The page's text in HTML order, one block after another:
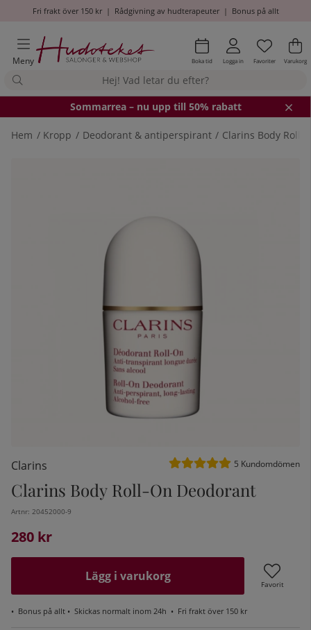
Fri frakt över 150 kr| Rådgivning av hudterapeuter| Bonus på allt
Meny Boka tid Logga in Antal i
.
Favoriter .
Varukorg
Sommarrea – nu upp till 50% rabatt
Hem Kropp Deodorant & antiperspirant Clarins Body Roll-
Clarins Medelbetyg 5 av 5 Antal
5 Kundomdömen
Clarins Body Roll-On Deodorant
Artnr: 20452000-9
280 kr
Lägg i varukorg
Favorit
• Bonus på allt • Skickas normalt inom 24h • Fri frakt över 150 kr